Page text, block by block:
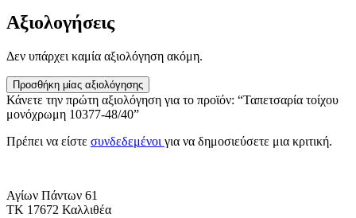
Αξιολογήσεις
Δεν υπάρχει καμία αξιολόγηση ακόμη.
Προσθήκη μίας αξιολόγησης
Κάνετε την πρώτη αξιολόγηση για το προϊόν: “Ταπετσαρία τοίχου
μονόχρωμη 10377-48/40”
Πρέπει να είστε συνδεδεμένοι για να δημοσιεύσετε μια κριτική.
Αγίων Πάντων 61
ΤΚ 17672 Καλλιθέα